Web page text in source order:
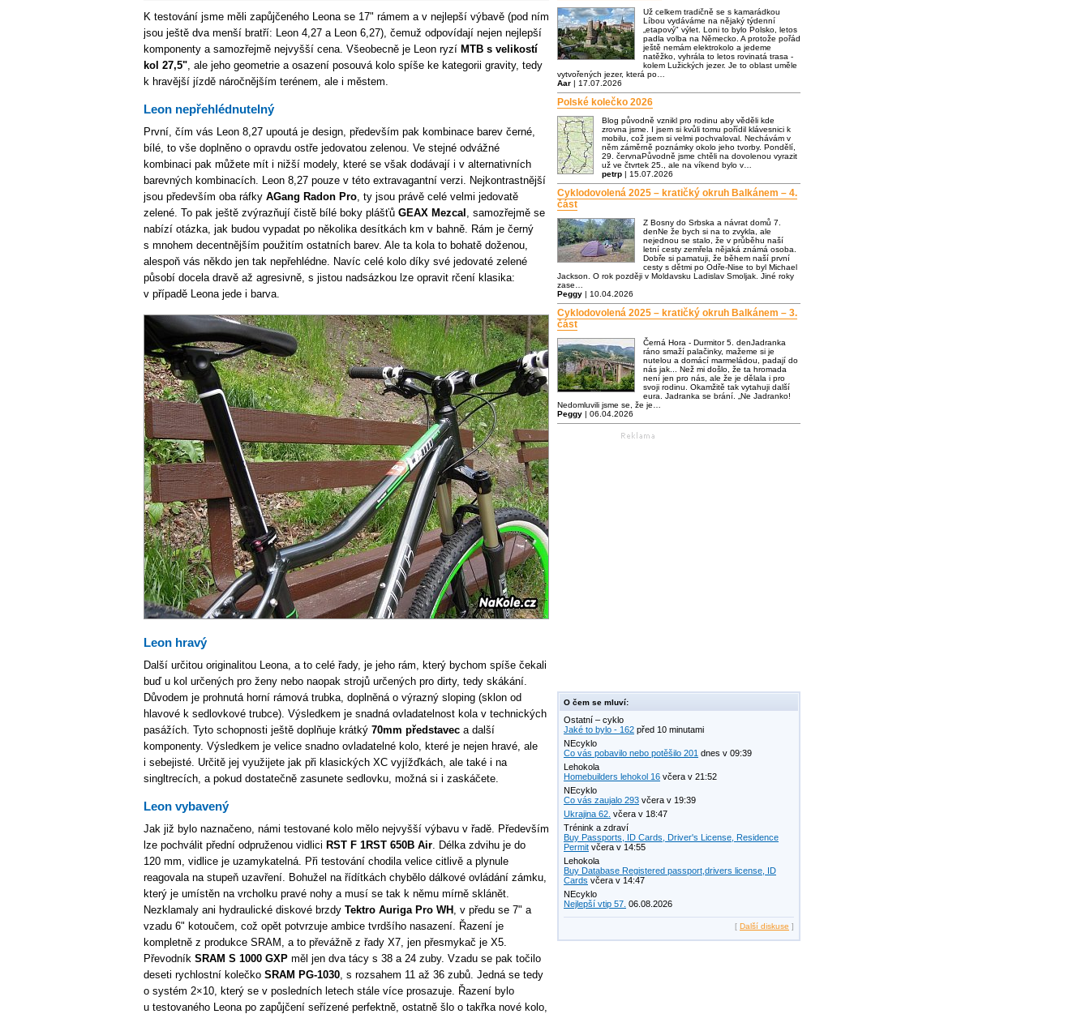
K testování jsme měli zapůjčeného Leona se 17" rámem a v nejlepší výbavě (pod ním
jsou ještě dva menší bratří: Leon 4,27 a Leon 6,27), čemuž odpovídají nejen nejlepší
komponenty a samozřejmě nejvyšší cena. Všeobecně je Leon ryzí MTB s velikostí
kol 27,5", ale jeho geometrie a osazení posouvá kolo spíše ke kategorii gravity, tedy
k hravější jízdě náročnějším terénem, ale i městem.
Leon nepřehlédnutelný
První, čím vás Leon 8,27 upoutá je design, především pak kombinace barev černé,
bílé, to vše doplněno o opravdu ostře jedovatou zelenou. Ve stejné odvážné
kombinaci pak můžete mít i nižší modely, které se však dodávají i v alternativních
barevných kombinacích. Leon 8,27 pouze v této extravagantní verzi. Nejkontrastnější
jsou především oba ráfky AGang Radon Pro, ty jsou právě celé velmi jedovatě
zelené. To pak ještě zvýrazňují čistě bílé boky plášťů GEAX Mezcal , samozřejmě se
nabízí otázka, jak budou vypadat po několika desítkách km v bahně. Rám je černý
s mnohem decentnějším použitím ostatních barev. Ale ta kola to bohatě doženou,
alespoň vás někdo jen tak nepřehlédne. Navíc celé kolo díky své jedovaté zelené
působí docela dravě až agresivně, s jistou nadsázkou lze opravit rčení klasika:
v případě Leona jede i barva.
Leon hravý
Další určitou originalitou Leona, a to celé řady, je jeho rám, který bychom spíše čekali
buď u kol určených pro ženy nebo naopak strojů určených pro dirty, tedy skákání.
Důvodem je prohnutá horní rámová trubka, doplněná o výrazný sloping (sklon od
hlavové k sedlovkové trubce). Výsledkem je snadná ovladatelnost kola v technických
pasážích. Tyto schopnosti ještě doplňuje krátký 70mm představec a další
komponenty. Výsledkem je velice snadno ovladatelné kolo, které je nejen hravé, ale
i sebejisté. Určitě jej využijete jak při klasických XC vyjížďkách, ale také i na
singltrecích, a pokud dostatečně zasunete sedlovku, možná si i zaskáčete.
Leon vybavený
Jak již bylo naznačeno, námi testované kolo mělo nejvyšší výbavu v řadě. Především
lze pochválit přední odpruženou vidlici RST F 1RST 650B Air. Délka zdvihu je do
120 mm, vidlice je uzamykatelná. Při testování chodila velice citlivě a plynule
reagovala na stupeň uzavření. Bohužel na řídítkách chybělo dálkové ovládání zámku,
který je umístěn na vrcholku pravé nohy a musí se tak k němu mírně sklánět.
Nezklamaly ani hydraulické diskové brzdy Tektro Auriga Pro WH , v předu se 7" a
vzadu 6" kotoučem, což opět potvrzuje ambice tvrdšího nasazení. Řazení je
kompletně z produkce SRAM, a to převážně z řady X7, jen přesmykač je X5.
Převodník SRAM S 1000 GXP měl jen dva tácy s 38 a 24 zuby. Vzadu se pak točilo
deseti rychlostní kolečko SRAM PG-1030, s rozsahem 11 až 36 zubů. Jedná se tedy
o systém 2×10, který se v posledních letech stále více prosazuje. Řazení bylo
u testovaného Leona po zapůjčení seřízené perfektně, ostatně šlo o takřka nové kolo,
Už celkem tradičně se s kamarádkou
Líbou vydáváme na nějaký týdenní
„etapový" výlet. Loni to bylo Polsko, letos
padla volba na Německo. A protože pořád
ještě nemám elektrokolo a jedeme
natěžko, vyhrála to letos rovinatá trasa -
kolem Lužických jezer. Je to oblast uměle
vytvořených jezer, která po…
Aar | 17.07.2026
Polské kolečko 2026
Blog původně vznikl pro rodinu aby věděli kde
zrovna jsme. I jsem si kvůli tomu pořídil klávesnici k
mobilu, což jsem si velmi pochvaloval. Nechávám v
něm záměrně poznámky okolo jeho tvorby. Pondělí,
29. červnaPůvodně jsme chtěli na dovolenou vyrazit
už ve čtvrtek 25., ale na víkend bylo v…
petrp | 15.07.2026
Cyklodovolená 2025 – kratičký okruh Balkánem – 4.
část
Z Bosny do Srbska a návrat domů 7.
denNe že bych si na to zvykla, ale
nejednou se stalo, že v průběhu naší
letní cesty zemřela nějaká známá osoba.
Dobře si pamatuji, že během naší první
cesty s dětmi po Odře-Nise to byl Michael
Jackson. O rok později v Moldavsku Ladislav Smoljak. Jiné roky
zase…
Peggy | 10.04.2026
Cyklodovolená 2025 – kratičký okruh Balkánem – 3.
část
Černá Hora - Durmitor 5. denJadranka
ráno smaží palačinky, mažeme si je
nutelou a domácí marmeládou, padají do
nás jak... Než mi došlo, že ta hromada
není jen pro nás, ale že je dělala i pro
svoji rodinu. Okamžitě tak vytahuji další
eura. Jadranka se brání. „Ne Jadranko!
Nedomluvili jsme se, že je…
Peggy | 06.04.2026
O čem se mluví:
Ostatní – cyklo
Jaké to bylo - 162 před 10 minutami
NEcyklo
Co vás pobavilo nebo potěšilo 201 dnes v 09:39
Lehokola
Homebuilders lehokol 16 včera v 21:52
NEcyklo
Co vás zaujalo 293 včera v 19:39
Ukrajina 62. včera v 18:47
Trénink a zdraví
Buy Passports, ID Cards, Driver's License, Residence
Permit včera v 14:55
Lehokola
Buy Database Registered passport,drivers license, ID
Cards včera v 14:47
NEcyklo
Nejlepší vtip 57. 06.08.2026
[ Další diskuse ]